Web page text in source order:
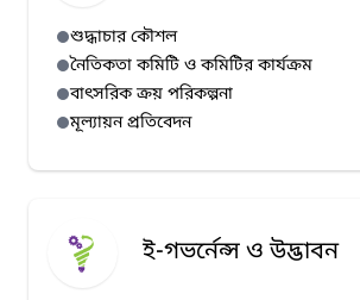
শুদ্ধাচার কৌশল
নৈতিকতা কমিটি ও কমিটির কার্যক্রম
বাৎসরিক ক্রয় পরিকল্পনা
মূল্যায়ন প্রতিবেদন
ই-গভর্নেন্স ও উদ্ভাবন